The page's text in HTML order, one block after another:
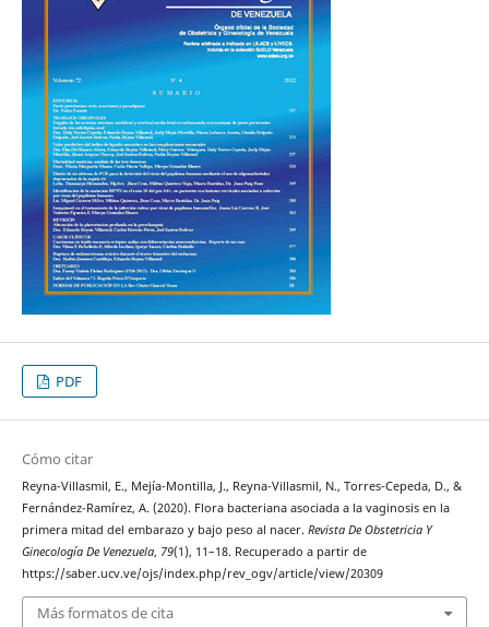
PDF
Cómo citar
Reyna-Villasmil, E., Mejía-Montilla, J., Reyna-Villasmil, N., Torres-Cepeda, D., &
Fernández-Ramírez, A. (2020). Flora bacteriana asociada a la vaginosis en la
primera mitad del embarazo y bajo peso al nacer. Revista De Obstetricia Y
Ginecología De Venezuela, 79(1), 11–18. Recuperado a partir de
https://saber.ucv.ve/ojs/index.php/rev_ogv/article/view/20309
Más formatos de cita